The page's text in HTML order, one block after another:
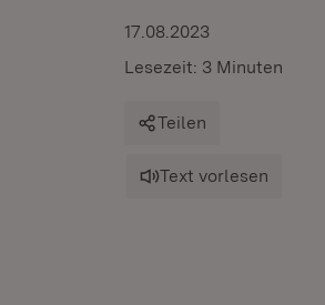
17.08.2023
Lesezeit: 3 Minuten
Teilen
Text vorlesen